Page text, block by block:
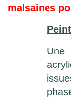
malsaines